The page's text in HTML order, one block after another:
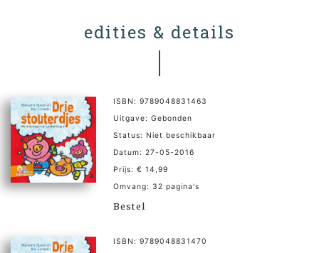
edities & details
ISBN: 9789048831463
Uitgave: Gebonden
Status: Niet beschikbaar
Datum: 27-05-2016
Prijs: € 14,99
Omvang: 32 pagina's
Bestel
ISBN: 9789048831470